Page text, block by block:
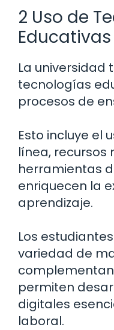
2 Uso de
Educativas
La universidad
tecnologías
procesos de
Esto incluye el
línea, recursos
herramientas
enriquecen la
aprendizaje.
Los
variedad de
permiten
digitales
laboral.